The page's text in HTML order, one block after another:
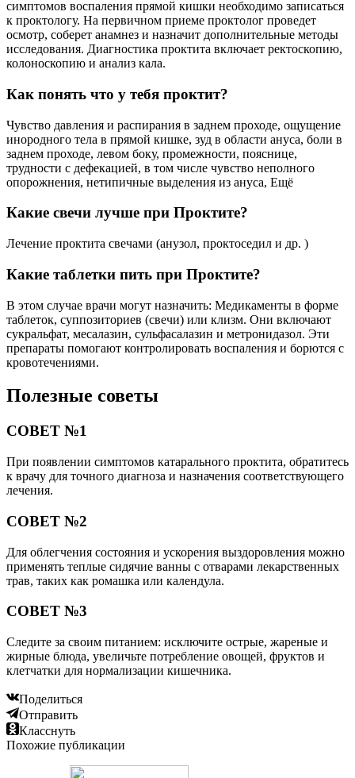
симптомов воспаления прямой кишки необходимо записаться
к проктологу. На первичном приеме проктолог проведет
осмотр, соберет анамнез и назначит дополнительные методы
исследования. Диагностика проктита включает ректоскопию,
колоноскопию и анализ кала.
Как понять что у тебя проктит?
Чувство давления и распирания в заднем проходе, ощущение
инородного тела в прямой кишке, зуд в области ануса, боли в
заднем проходе, левом боку, промежности, пояснице,
трудности с дефекацией, в том числе чувство неполного
опорожнения, нетипичные выделения из ануса, Ещё
Какие свечи лучше при Проктите?
Лечение проктита свечами (анузол, проктоседил и др. )
Какие таблетки пить при Проктите?
В этом случае врачи могут назначить: Медикаменты в форме
таблеток, суппозиториев (свечи) или клизм. Они включают
сукральфат, месалазин, сульфасалазин и метронидазол. Эти
препараты помогают контролировать воспаления и борются с
кровотечениями.
Полезные советы
СОВЕТ №1
При появлении симптомов катарального проктита, обратитесь
к врачу для точного диагноза и назначения соответствующего
лечения.
СОВЕТ №2
Для облегчения состояния и ускорения выздоровления можно
применять теплые сидячие ванны с отварами лекарственных
трав, таких как ромашка или календула.
СОВЕТ №3
Следите за своим питанием: исключите острые, жареные и
жирные блюда, увеличьте потребление овощей, фруктов и
клетчатки для нормализации кишечника.
Поделиться
Отправить
Класснуть
Похожие публикации